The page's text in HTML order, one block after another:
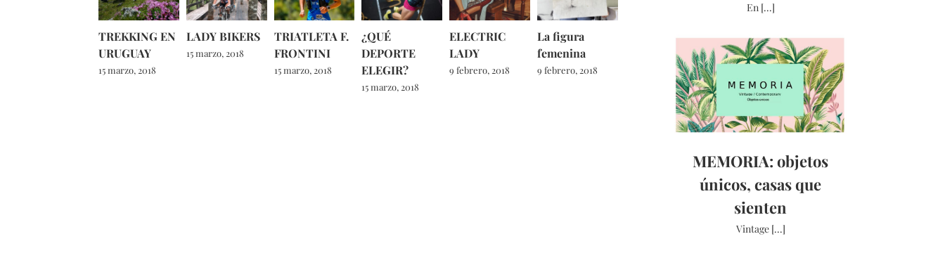
TREKKING EN
URUGUAY
15 marzo, 2018
LADY BIKERS
15 marzo, 2018
TRIATLETA F.
FRONTINI
15 marzo, 2018
¿QUÉ
DEPORTE
ELEGIR?
15 marzo, 2018
ELECTRIC
LADY
9 febrero, 2018
La figura
femenina
9 febrero, 2018
En [...]
MEMORIA: objetos
únicos, casas que
sienten
Vintage [...]